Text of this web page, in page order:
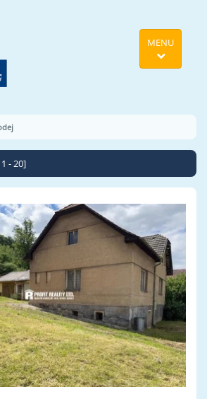
MENU
- 20]